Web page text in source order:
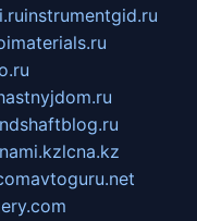
instrumentgid.ru
lcna.kz
avtoguru.net